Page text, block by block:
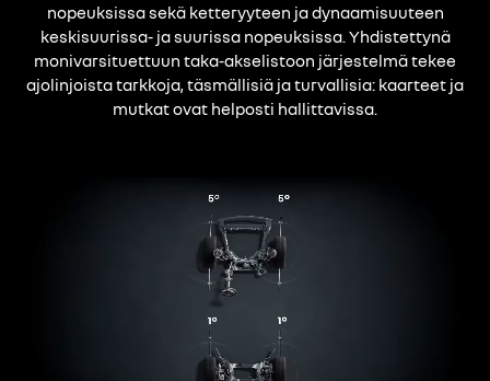
nopeuksissa sekä ketteryyteen ja dynaamisuuteen
keskisuurissa- ja suurissa nopeuksissa. Yhdistettynä
monivarsituettuun taka-akselistoon järjestelmä tekee
ajolinjoista tarkkoja, täsmällisiä ja turvallisia: kaarteet ja
mutkat ovat helposti hallittavissa.